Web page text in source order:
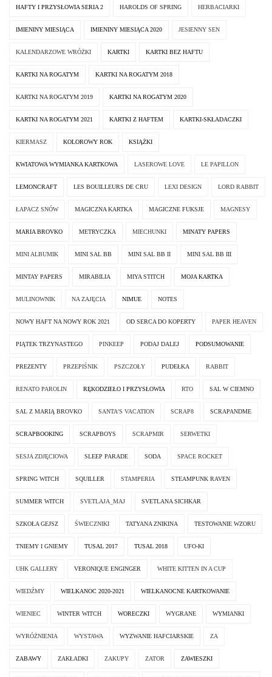
HAFTY I PRZYSŁOWIA SERIA 2 HAROLDS OF SPRING HERBACIARKI
IMIENINY MIESIĄCA IMIENINY MIESIĄCA 2020 JESIENNY SEN
KALENDARZOWE WRÓŻKI KARTKI KARTKI BEZ HAFTU
KARTKI NA ROGATYM KARTKI NA ROGATYM 2018
KARTKI NA ROGATYM 2019 KARTKI NA ROGATYM 2020
KARTKI NA ROGATYM 2021 KARTKI Z HAFTEM KARTKI-SKŁADACZKI
KIERMASZ KOLOROWY ROK KSIĄŻKI
KWIATOWA WYMIANKA KARTKOWA LASEROWE LOVE LE PAPILLON
LEMONCRAFT LES BOUILLEURS DE CRU LEXI DESIGN LORD RABBIT
ŁAPACZ SNÓW MAGICZNA KARTKA MAGICZNE FUKSJE MAGNESY
MARIA BROVKO METRYCZKA MIECHUNKI MINATY PAPERS
MINI ALBUMIK MINI SAL BB MINI SAL BB II MINI SAL BB III
MINTAY PAPERS MIRABILIA MIYA STITCH MOJA KARTKA
MULINOWNIK NA ZAJĘCIA NIMUE NOTES
NOWY HAFT NA NOWY ROK 2021 OD SERCA DO KOPERTY PAPER HEAVEN
PIĄTEK TRZYNASTEGO PINKEEP PODAJ DALEJ PODSUMOWANIE
PREZENTY PRZEPIŚNIK PSZCZOŁY PUDEŁKA RABBIT
RENATO PAROLIN RĘKODZIEŁO I PRZYSŁOWIA RTO SAL W CIEMNO
SAL Z MARIĄ BROVKO SANTA'S VACATION SCRAP8 SCRAPANDME
SCRAPBOOKING SCRAPBOYS SCRAPMIR SERWETKI
SESJA ZDJĘCIOWA SLEEP PARADE SODA SPACE ROCKET
SPRING WITCH SQUILLER STAMPERIA STEAMPUNK RAVEN
SUMMER WITCH SVETLAJA_MAJ SVETLANA SICHKAR
SZKOŁA GEJSZ ŚWIECZNIKI TATYANA ZNIKINA TESTOWANIE WZORU
TNIEMY I GNIEMY TUSAL 2017 TUSAL 2018 UFO-KI
UHK GALLERY VERONIQUE ENGINGER WHITE KITTEN IN A CUP
WIEDŹMY WIELKANOC 2020-2021 WIELKANOCNE KARTKOWANIE
WIENIEC WINTER WITCH WORECZKI WYGRANE WYMIANKI
WYRÓŻNIENIA WYSTAWA WYZWANIE HAFCIARSKIE ZA
ZABAWY ZAKŁADKI ZAKUPY ZATOR ZAWIESZKI